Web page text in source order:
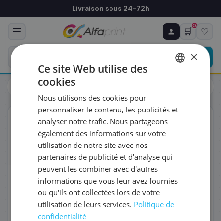
Livraison sous 24-72h
🛒
0
♡
Toners
Canon
ORIGINAL
♻ COMMANDE RÉCURRENTE
Prévoyez & économisez
Programmez votre prochain achat — notre équipe
vous prépare un devis personnalisé
RÉFÉRENCE DU PRODUIT
FRÉQUENCE
QUANTITÉ PAR LIVRAISON
DATE DE PREMIÈRE LIVRAISON SOUHAITÉE
×
Ce site Web utilise des
cookies
Nous utilisons des cookies pour
personnaliser le contenu, les publicités et
analyser notre trafic. Nous partageons
également des informations sur votre
utilisation de notre site avec nos
partenaires de publicité et d'analyse qui
peuvent les combiner avec d'autres
informations que vous leur avez fournies
ou qu'ils ont collectées lors de votre
utilisation de leurs services. Politique de
confidentialité